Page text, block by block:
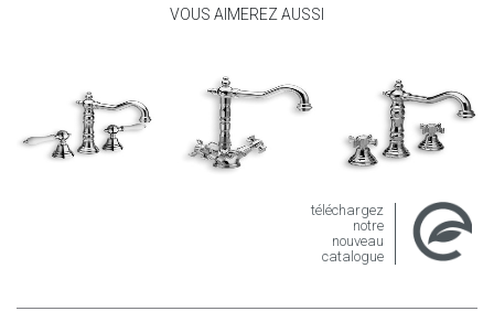
VOUS AIMEREZ AUSSI
téléchargez
notre
nouveau
catalogue